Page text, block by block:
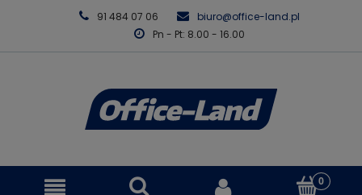
91 484 07 06
biuro@office-land.pl
Pn - Pt: 8.00 - 16.00